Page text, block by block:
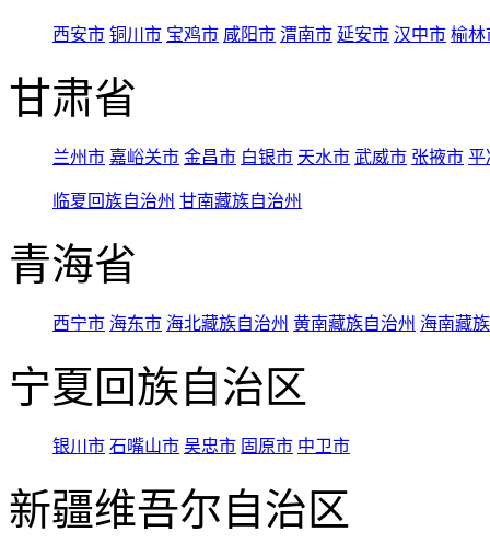
西安市 铜川市 宝鸡市 咸阳市 渭南市 延安市 汉中市 榆林
甘肃省
兰州市 嘉峪关市 金昌市 白银市 天水市 武威市 张掖市 平
临夏回族自治州 甘南藏族自治州
青海省
西宁市 海东市 海北藏族自治州 黄南藏族自治州 海南藏
宁夏回族自治区
银川市 石嘴山市 吴忠市 固原市 中卫市
新疆维吾尔自治区